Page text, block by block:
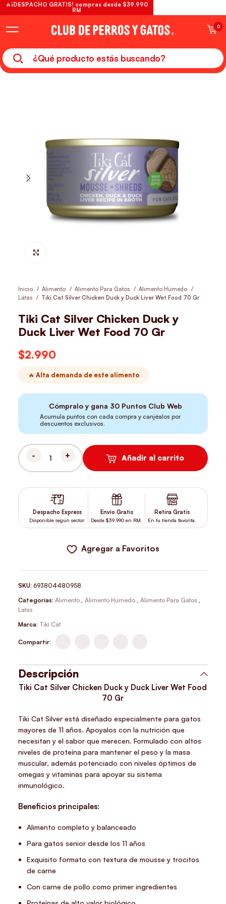
0
Inicio Alimento Alimento Para Gatos
Alimento Húmedo
Latas
Tiki Cat Silver Chicken Duck y Duck Liver Wet Food 70 Gr
Tiki Cat Silver Chicken Duck y
Duck Liver Wet Food 70 Gr
$2.990
🔥 Alta demanda de este alimento
Cómpralo y gana 30 Puntos Club Web
Acumula puntos con cada compra y canjéalos por
descuentos exclusivos.
TIKI CAT SILVER CHICKEN DUCK Y DUCK LIVER WET FOOD 70
Añadir al carrito
Despacho Express
Disponible según sector.
Envío Gratis
Desde $39.990 en RM.
Retira Gratis
En tu tienda favorita.
Agregar a Favoritos
SKU:693804480958
Categorías: Alimento , Alimento Húmedo , Alimento Para Gatos ,
Latas
Marca: Tiki Cat
Compartir:
Descripción
Tiki Cat Silver Chicken Duck y Duck Liver Wet Food
70 Gr
Tiki Cat Silver está diseñado especialmente para gatos
mayores de 11 años. Apoyalos con la nutrición que
necesitan y el sabor que merecen. Formulado con altos
niveles de proteína para mantener el peso y la masa
muscular, además potenciado con niveles óptimos de
omegas y vitaminas para apoyar su sistema
inmunológico.
Beneficios principales:
Alimento completo y balanceado
Para gatos senior desde los 11 años
Exquisito formato con textura de mousse y trocitos
de carne
Con carne de pollo como primer ingredientes
🔥¡DESPACHO GRATIS! compras desde $39.990
RM